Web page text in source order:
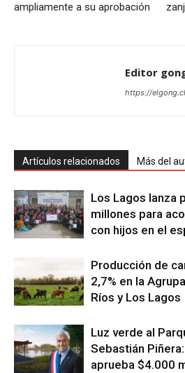
ampliamente a su aprobación
Editor
https://
Artículos relacionados Más del
Los Lagos lanza
millones para
con hijos en el
Producción de
2,7% en la
Ríos y Los Lagos
Luz verde al
Sebastián
aprueba $4.000